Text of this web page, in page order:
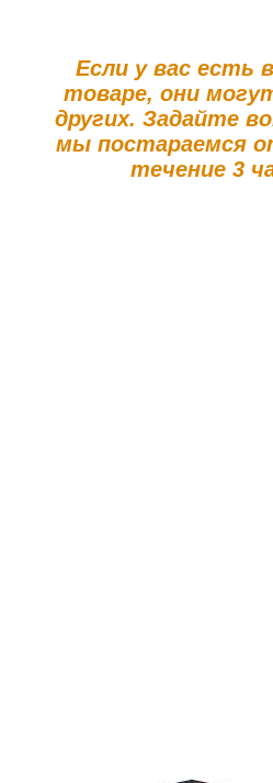
Если у вас есть
товаре, они
других. Задайте
мы постараемся
течение 3